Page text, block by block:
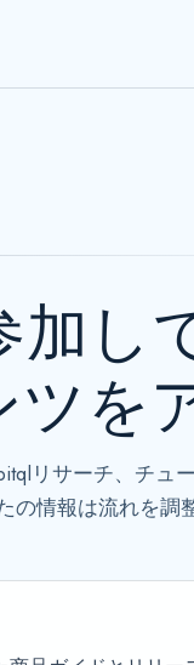
し
ツを
リサーチ、チュ
の情報は流れを